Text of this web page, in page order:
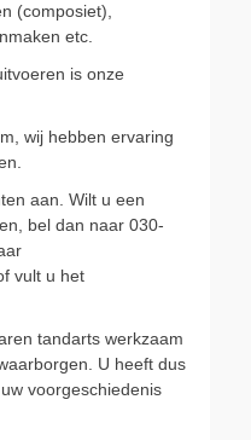
(composiet),
etc.
is onze
wij hebben ervaring
aan. Wilt u een
bel dan naar 030-
vult u het
tandarts werkzaam
U heeft dus
voorgeschiedenis